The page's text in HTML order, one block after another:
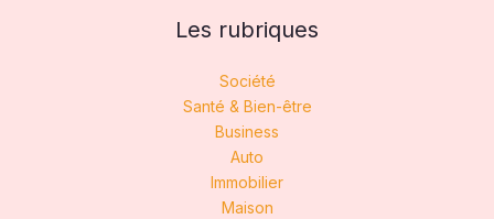
Les rubriques
Société
Santé & Bien-être
Business
Auto
Immobilier
Maison